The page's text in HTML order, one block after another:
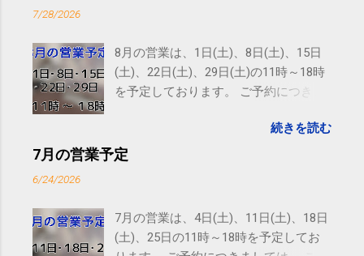
7/28/2026
8月の営業は、1日(土)、8日(土)、15日
(土)、22日(土)、29日(土)の11時～18時
を予定しております。 ご予約につきま
す。 電話に出られないことがあります
ので、ご予約、お問い合わせは
続きを読む
7月の営業予定
6/24/2026
7月の営業は、4日(土)、11日(土)、18日
(土)、25日の11時～18時を予定してお